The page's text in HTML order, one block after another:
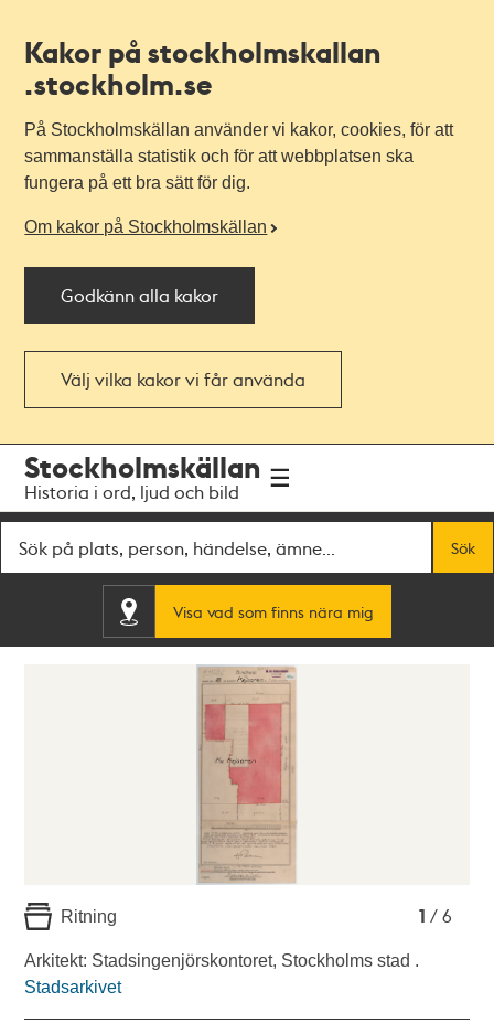
Kakor på stockholmskallan
.stockholm.se
På Stockholmskällan använder vi kakor, cookies, för att
sammanställa statistik och för att webbplatsen ska
fungera på ett bra sätt för dig.
Om kakor på Stockholmskällan
Godkänn alla kakor
Välj vilka kakor vi får använda
navigationen
huvudinnehållet
Stockholmskällan
Historia i ord, ljud och bild
Sök
Visa vad som finns nära mig
1 / 6
Ritning
Arkitekt: Stadsingenjörskontoret, Stockholms stad .
Stadsarkivet